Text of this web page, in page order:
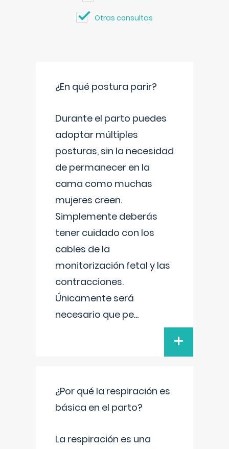
Otras consultas
¿En qué postura parir?
Durante el parto puedes
adoptar múltiples
posturas, sin la necesidad
de permanecer en la
cama como muchas
mujeres creen.
Simplemente deberás
tener cuidado con los
cables de la
monitorización fetal y las
contracciones.
Únicamente será
necesario que pe...
+
¿Por qué la respiración es
básica en el parto?
La respiración es una